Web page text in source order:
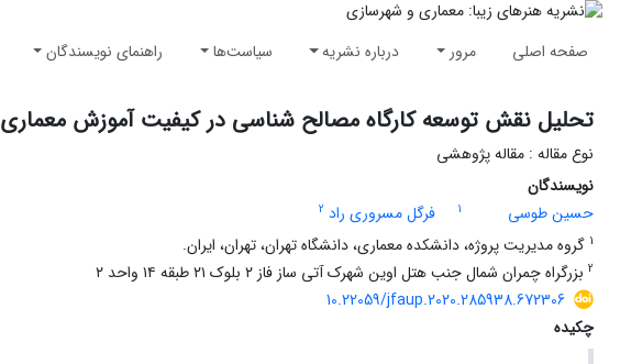
صفحه اصلی مرور درباره نشریه سیاست‌ها راهنمای نویسندگان
تحلیل نقش توسعه کارگاه مصالح شناسی در کیفیت آموزش معماری
نوع مقاله : مقاله پژوهشی
نویسندگان
حسین طوسی
1 فرگل مسروری راد 2
1 گروه مدیریت پروژه، دانشکده معماری، دانشگاه تهران، تهران، ایران.
2 بزرگراه چمران شمال جنب هتل اوین شهرک آتی ساز فاز ۲ بلوک ۲۱ طبقه ۱۴ واحد ۲
10.22059/jfaup.2020.285938.672306
چکیده